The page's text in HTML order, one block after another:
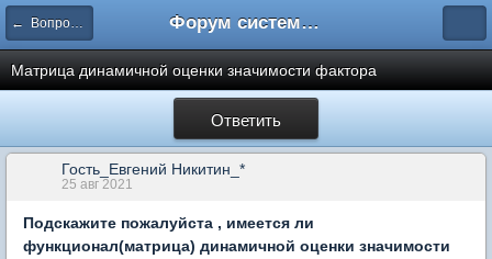
← Вопросы составления тестов Форум системы тестирования INDIGO
Матрица динамичной оценки значимости фактора
Ответить
Гость_Евгений Никитин_*
25 авг 2021
Подскажите пожалуйста , имеется ли
функционал(матрица) динамичной оценки значимости